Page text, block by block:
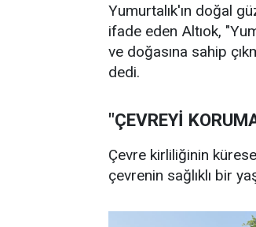
Yumurtalık'ın doğal
ifade eden Altıok,
ve doğasına sahip
dedi.
"ÇEVREYİ
Çevre kirliliğinin
çevrenin sağlıklı bir